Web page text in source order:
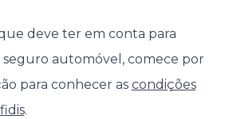
deve ter em conta para
automóvel, comece por
para conhecer as condições
.